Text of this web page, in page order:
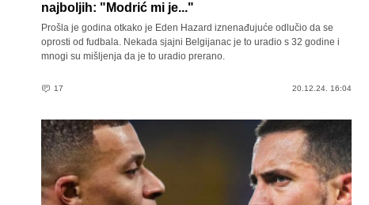
najboljih: "Modrić mi je..."
Prošla je godina otkako je Eden Hazard iznenađujuće odlučio da se
oprosti od fudbala. Nekada sjajni Belgijanac je to uradio s 32 godine i
mnogi su mišljenja da je to uradio prerano.
17 20.12.24. 16:04